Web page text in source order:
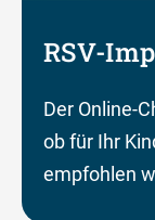
RSV-
Der Online-
ob für Ihr
empfohlen